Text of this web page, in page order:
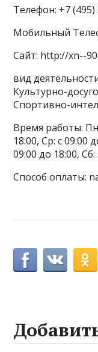
Телефон: +7 (495)
Мобильный
Сайт: http://xn--
вид
Культурно-
Спортивно-
Время работы:
18:00, Ср: с 09:00
09:00 до 18:00,
Способ оплаты: